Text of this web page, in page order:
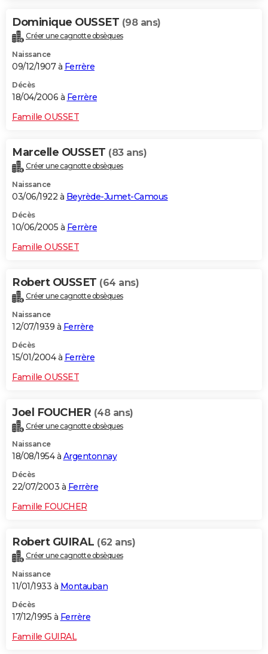
Dominique OUSSET (98 ans)
Créer une cagnotte obsèques
Naissance
09/12/1907 à Ferrère
Décès
18/04/2006 à Ferrère
Famille OUSSET
Marcelle OUSSET (83 ans)
Créer une cagnotte obsèques
Naissance
03/06/1922 à Beyrède-Jumet-Camous
Décès
10/06/2005 à Ferrère
Famille OUSSET
Robert OUSSET (64 ans)
Créer une cagnotte obsèques
Naissance
12/07/1939 à Ferrère
Décès
15/01/2004 à Ferrère
Famille OUSSET
Joel FOUCHER (48 ans)
Créer une cagnotte obsèques
Naissance
18/08/1954 à Argentonnay
Décès
22/07/2003 à Ferrère
Famille FOUCHER
Robert GUIRAL (62 ans)
Créer une cagnotte obsèques
Naissance
11/01/1933 à Montauban
Décès
17/12/1995 à Ferrère
Famille GUIRAL